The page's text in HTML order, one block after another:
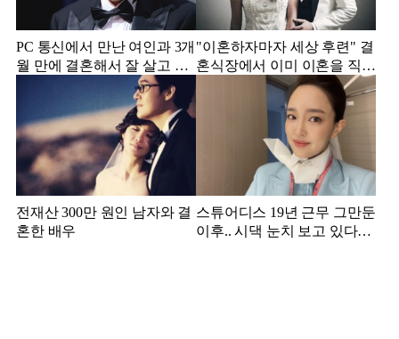
PC 통신에서 만난 여인과 3개
월 만에 결혼해서 잘 살고 있
"이혼하자마자 세상 후련" 결
혼식장에서 이미 이혼을 직감
했었다는 배우
전재산 300만 원인 남자와 결
혼한 배우
스튜어디스 19년 근무 그만둔
이후.. 시댁 눈치 보고 있다는